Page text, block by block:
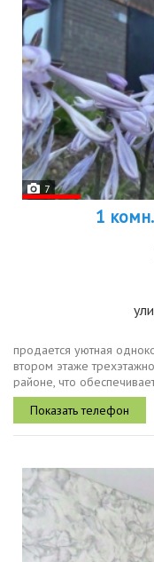
7
1
продается уютная
втором этаже
районе, что
потолков составляет 2,7
и просторно...